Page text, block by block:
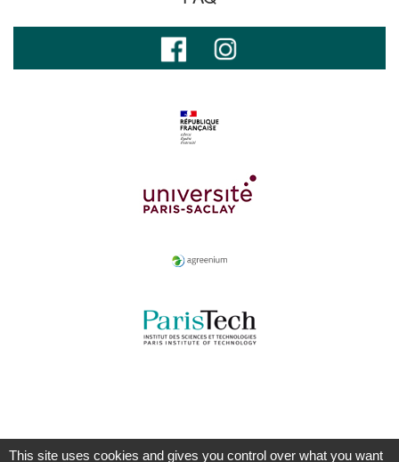
This site uses cookies and gives you control over what you want